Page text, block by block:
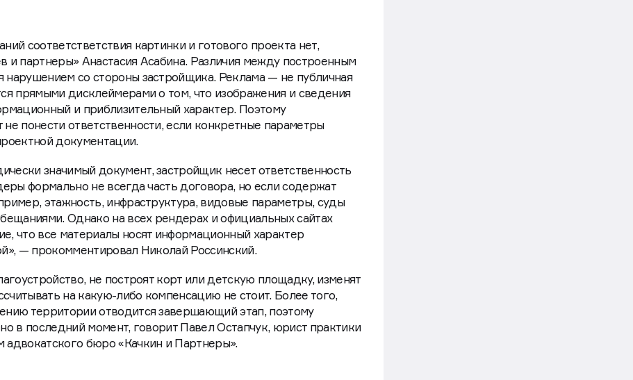
соответстветствия картинки и готового проекта нет,
и партнеры» Анастасия Асабина. Различия между построенным
со стороны застройщика. Реклама — не публичная
прямыми дисклеймерами о том, что изображения и сведения
и приблизительный характер. Поэтому
понести ответственности, если конкретные параметры
документации.
значимый документ, застройщик несет ответственность
формально не всегда часть договора, но если содержат
этажность, инфраструктура, видовые параметры, суды
Однако на всех рендерах и официальных сайтах
что все материалы носят информационный характер
— прокомментировал Николай Россинский.
не построят корт или детскую площадку, изменят
на какую-либо компенсацию не стоит. Более того,
территории отводится завершающий этап, поэтому
в последний момент, говорит Павел Остапчук, юрист практики
бюро «Качкин и Партнеры».